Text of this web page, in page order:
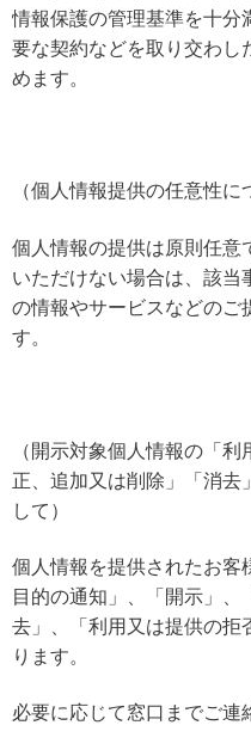
情報保護の管理基準を十分
要な契約などを取り交わし
めます。
（個人情報提供の任意性に
個人情報の提供は原則任意
いただけない場合は、該当
の情報やサービスなどのご
す。
（開示対象個人情報の「
正、追加又は削除」「消去
して）
個人情報を提供されたお客
目的の通知」、「開示」
去」、「利用又は提供の拒
ります。
必要に応じて窓口までご連